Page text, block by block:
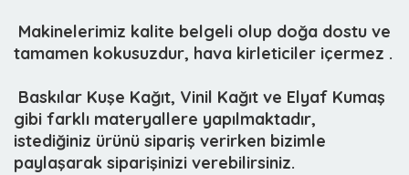
 Makinelerimiz kalite belgeli olup doğa dostu ve
tamamen kokusuzdur, hava kirleticiler içermez .
 Baskılar Kuşe Kağıt, Vinil Kağıt ve Elyaf Kumaş
gibi farklı materyallere yapılmaktadır,
istediğiniz ürünü sipariş verirken bizimle
paylaşarak siparişinizi verebilirsiniz.